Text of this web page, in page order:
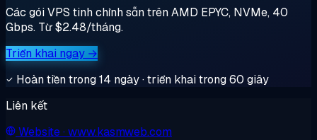
Các gói VPS tinh chỉnh sẵn trên AMD EPYC, NVMe, 40
Gbps. Từ $2.48/tháng.
Triển khai ngay →
Hoàn tiền trong 14 ngày · triển khai trong 60 giây
Liên kết
Website· www.kasmweb.com